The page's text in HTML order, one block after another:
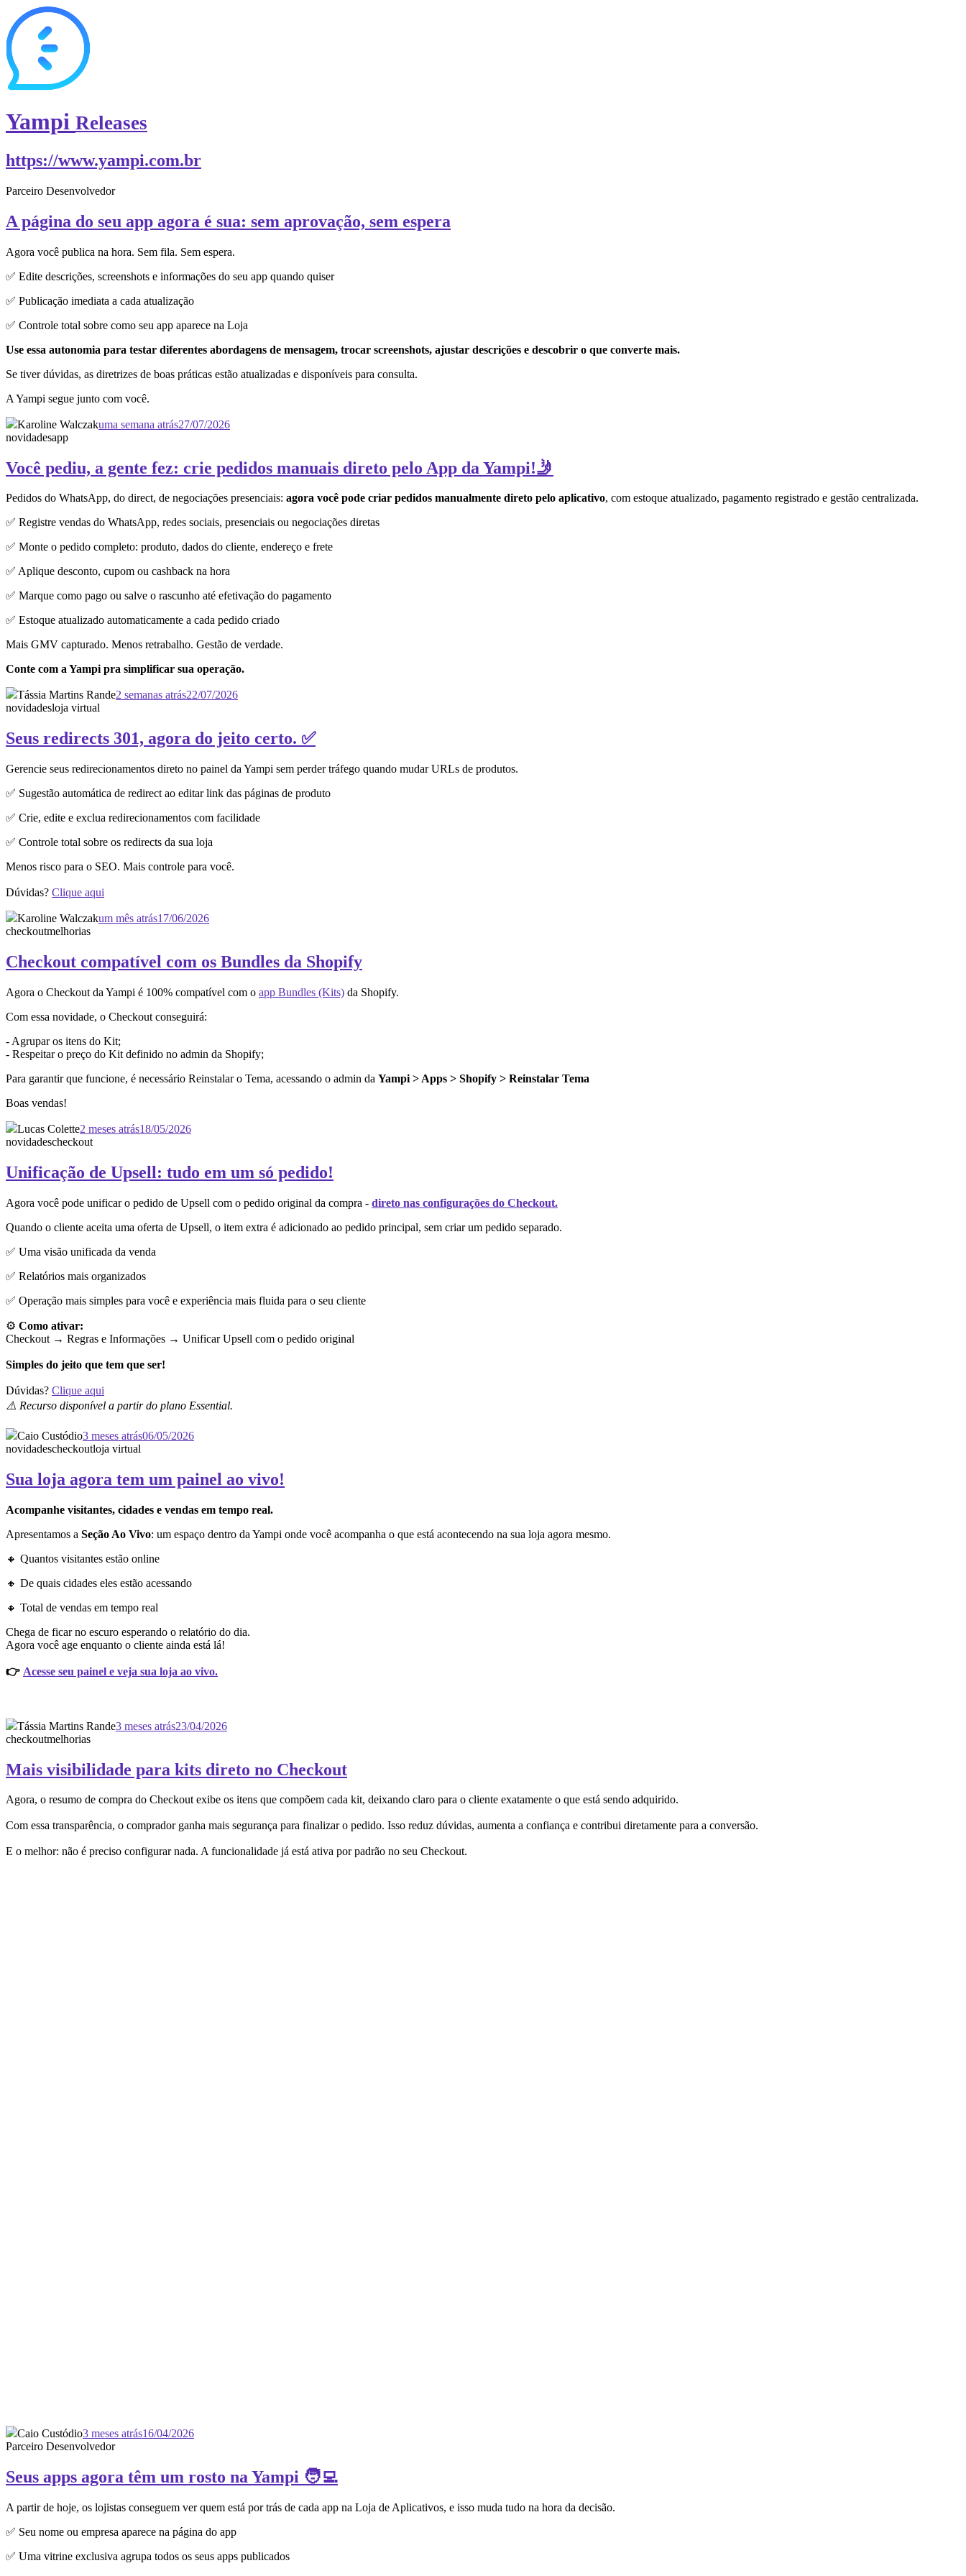
Yampi Releases
https://www.yampi.com.br
Parceiro Desenvolvedor
A página do seu app agora é sua: sem aprovação, sem espera
Agora você publica na hora. Sem fila. Sem espera.
✅ Edite descrições, screenshots e informações do seu app quando quiser
✅ Publicação imediata a cada atualização
✅ Controle total sobre como seu app aparece na Loja
Use essa autonomia para testar diferentes abordagens de mensagem, trocar screenshots, ajustar descrições e descobrir o que converte mais.
Se tiver dúvidas, as diretrizes de boas práticas estão atualizadas e disponíveis para consulta.
A Yampi segue junto com você.
Karoline Walczakuma semana atrás27/07/2026
novidadesapp
Você pediu, a gente fez: crie pedidos manuais direto pelo App da Yampi!🤳
Pedidos do WhatsApp, do direct, de negociações presenciais: agora você pode criar pedidos manualmente direto pelo aplicativo, com estoque atualizado, pagamento registrado e gestão centralizada.
✅ Registre vendas do WhatsApp, redes sociais, presenciais ou negociações diretas
✅ Monte o pedido completo: produto, dados do cliente, endereço e frete
✅ Aplique desconto, cupom ou cashback na hora
✅ Marque como pago ou salve o rascunho até efetivação do pagamento
✅ Estoque atualizado automaticamente a cada pedido criado
Mais GMV capturado. Menos retrabalho. Gestão de verdade.
Conte com a Yampi pra simplificar sua operação.
Tássia Martins Rande2 semanas atrás22/07/2026
novidadesloja virtual
Seus redirects 301, agora do jeito certo. ✅
Gerencie seus redirecionamentos direto no painel da Yampi sem perder tráfego quando mudar URLs de produtos.
✅ Sugestão automática de redirect ao editar link das páginas de produto
✅ Crie, edite e exclua redirecionamentos com facilidade
✅ Controle total sobre os redirects da sua loja
Menos risco para o SEO. Mais controle para você.
Dúvidas? Clique aqui
Karoline Walczakum mês atrás17/06/2026
checkoutmelhorias
Checkout compatível com os Bundles da Shopify
Agora o Checkout da Yampi é 100% compatível com o app Bundles (Kits) da Shopify.
Com essa novidade, o Checkout conseguirá:
- Agrupar os itens do Kit;
- Respeitar o preço do Kit definido no admin da Shopify;
Para garantir que funcione, é necessário Reinstalar o Tema, acessando o admin da Yampi > Apps > Shopify > Reinstalar Tema
Boas vendas!
Lucas Colette2 meses atrás18/05/2026
novidadescheckout
Unificação de Upsell: tudo em um só pedido!
Agora você pode unificar o pedido de Upsell com o pedido original da compra - direto nas configurações do Checkout.
Quando o cliente aceita uma oferta de Upsell, o item extra é adicionado ao pedido principal, sem criar um pedido separado.
✅ Uma visão unificada da venda
✅ Relatórios mais organizados
✅ Operação mais simples para você e experiência mais fluida para o seu cliente
⚙️ Como ativar:
Checkout → Regras e Informações → Unificar Upsell com o pedido original
Simples do jeito que tem que ser!
Dúvidas? Clique aqui
⚠️ Recurso disponível a partir do plano Essential.
Caio Custódio3 meses atrás06/05/2026
novidadescheckoutloja virtual
Sua loja agora tem um painel ao vivo!
Acompanhe visitantes, cidades e vendas em tempo real.
Apresentamos a Seção Ao Vivo: um espaço dentro da Yampi onde você acompanha o que está acontecendo na sua loja agora mesmo.
🔸 Quantos visitantes estão online
🔸 De quais cidades eles estão acessando
🔸 Total de vendas em tempo real
Chega de ficar no escuro esperando o relatório do dia.
Agora você age enquanto o cliente ainda está lá!
👉 Acesse seu painel e veja sua loja ao vivo.
Tássia Martins Rande3 meses atrás23/04/2026
checkoutmelhorias
Mais visibilidade para kits direto no Checkout
Agora, o resumo de compra do Checkout exibe os itens que compõem cada kit, deixando claro para o cliente exatamente o que está sendo adquirido.
Com essa transparência, o comprador ganha mais segurança para finalizar o pedido. Isso reduz dúvidas, aumenta a confiança e contribui diretamente para a conversão.
E o melhor: não é preciso configurar nada. A funcionalidade já está ativa por padrão no seu Checkout.
Caio Custódio3 meses atrás16/04/2026
Parceiro Desenvolvedor
Seus apps agora têm um rosto na Yampi 🧑‍💻
A partir de hoje, os lojistas conseguem ver quem está por trás de cada app na Loja de Aplicativos, e isso muda tudo na hora da decisão.
✅ Seu nome ou empresa aparece na página do app
✅ Uma vitrine exclusiva agrupa todos os seus apps publicados